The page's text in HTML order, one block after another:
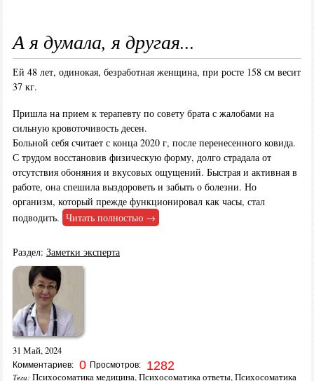
А я думала, я другая...
Ей 48 лет, одинокая, безработная женщина, при росте 158 см весит
37 кг.
Пришла на прием к терапевту по совету брата с жалобами на
сильную кровоточивость десен.
Больной себя считает с конца 2020 г, после перенесенного ковида.
С трудом восстановив физическую форму, долго страдала от
отсутствия обоняния и вкусовых ощущений. Быстрая и активная в
работе, она спешила выздороветь и забыть о болезни. Но
организм, который прежде функционировал как часы, стал
подводить. Читать полностью →
Раздел: Заметки эксперта
31 Май, 2024
Комментариев: 0 Просмотров: 1282
Теги: Психосоматика медицина,Психосоматика ответы,Психосоматика